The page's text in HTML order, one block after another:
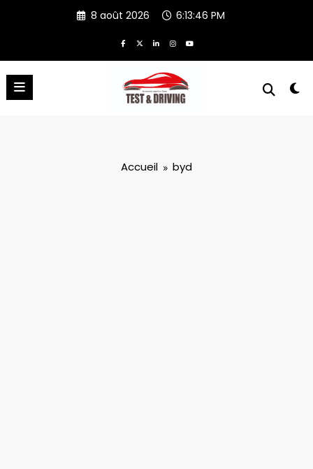
8 août 2026 6:13:46 PM
Accueil byd